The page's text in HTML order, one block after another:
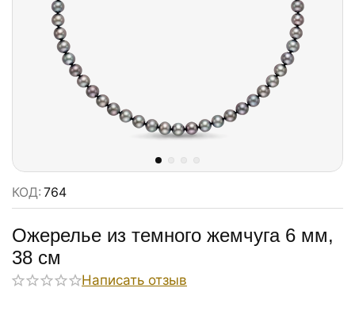
КОД: 764
Ожерелье из темного жемчуга 6 мм,
38 см
Написать отзыв